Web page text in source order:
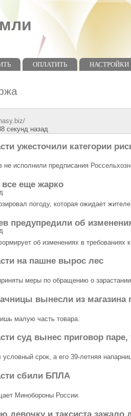
ОПЛАТИТЬ НАСТРОЙКИ
секунд назад
ужесточили категории
не исполнили предписания
еще жарко
погоду, которая ожидает
предупредили об
об изменениях в требованиях
на пашне вырос лес
меры по обращению о
вынесли из магазина
малую часть товара.
суд вынес приговор
условный срок, а его 39-летняя
сбили БПЛА
Минобороны России.
девочку и таксиста